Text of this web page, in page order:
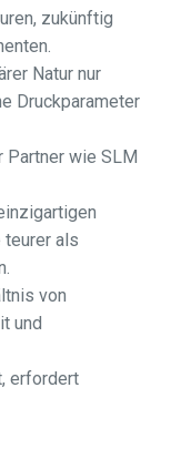
zukünftig
Natur nur
Druckparameter
Partner wie SLM
als
von
und
erfordert